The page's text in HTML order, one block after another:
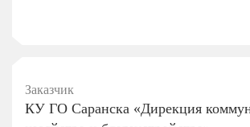
Заказчик
КУ ГО Саранска «Дирекция